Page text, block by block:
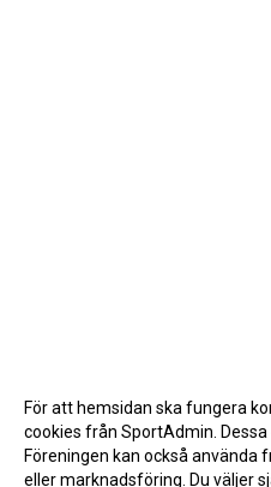
För att hemsidan ska fungera
cookies från SportAdmin.
Föreningen kan också använda
eller marknadsföring. Du väljer